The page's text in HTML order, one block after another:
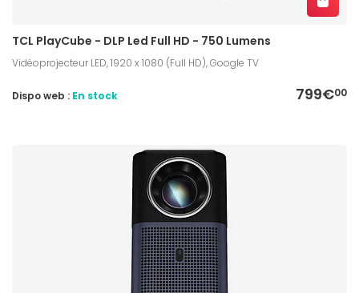
TCL PlayCube - DLP Led Full HD - 750 Lumens
Vidéoprojecteur LED, 1920 x 1080 (Full HD), Google TV
799€00
Dispo web : En stock